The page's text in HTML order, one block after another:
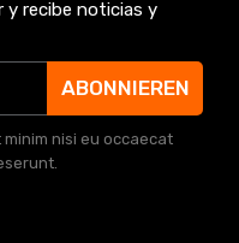
y recibe noticias y
ABONNIEREN
nisi eu occaecat